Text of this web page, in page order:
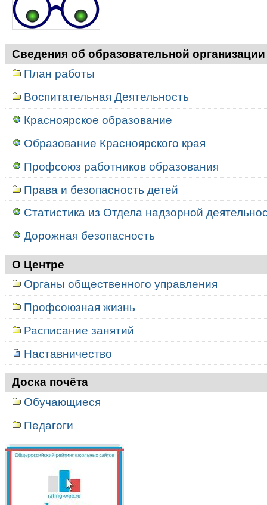
Сведения об образовательной организации
План работы
Воспитательная Деятельность
Красноярское образование
Образование Красноярского края
Профсоюз работников образования
Права и безопасность детей
Статистика из Отдела надзорной
Дорожная безопасность
О Центре
Органы общественного управления
Профсоюзная жизнь
Расписание занятий
Наставничество
Доска почёта
Обучающиеся
Педагоги